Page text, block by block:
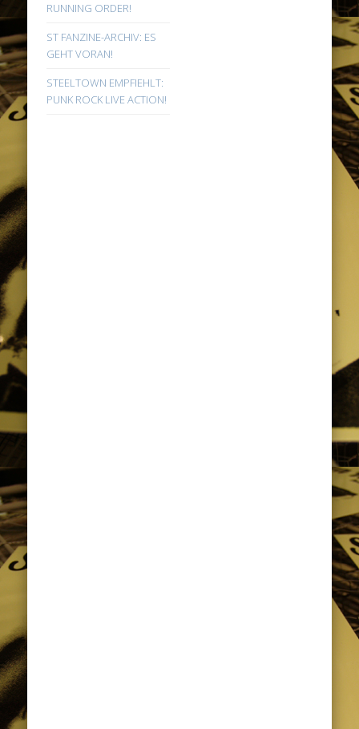
RUNNING ORDER!
ST FANZINE-ARCHIV: ES
GEHT VORAN!
STEELTOWN EMPFIEHLT:
PUNK ROCK LIVE ACTION!